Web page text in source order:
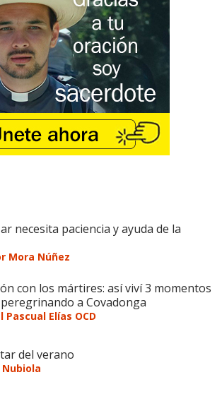
necesita paciencia y ayuda de la
Mora Núñez
con los mártires: así viví 3 momentos
a Covadonga
Pascual Elías OCD
del verano
Nubiola